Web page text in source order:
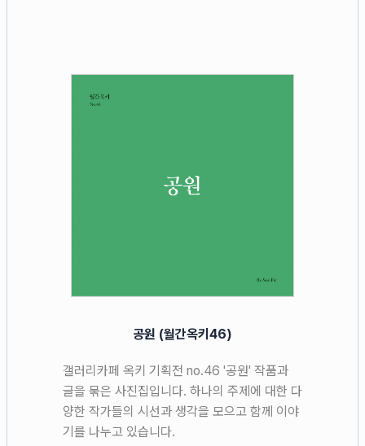
공원 (월간옥키46)
갤러리카페 옥키 기획전 no.46 '공원' 작품과
글을 묶은 사진집입니다. 하나의 주제에 대한 다
양한 작가들의 시선과 생각을 모으고 함께 이야
기를 나누고 있습니다.